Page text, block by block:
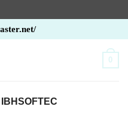
0
IBHSOFTEC